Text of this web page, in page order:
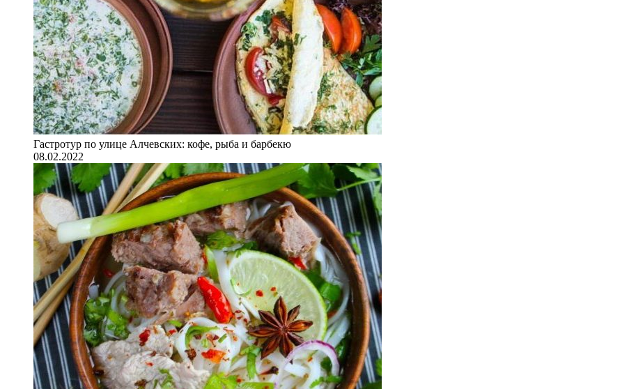
Гастротур по улице Алчевских: кофе, рыба и барбекю
08.02.2022